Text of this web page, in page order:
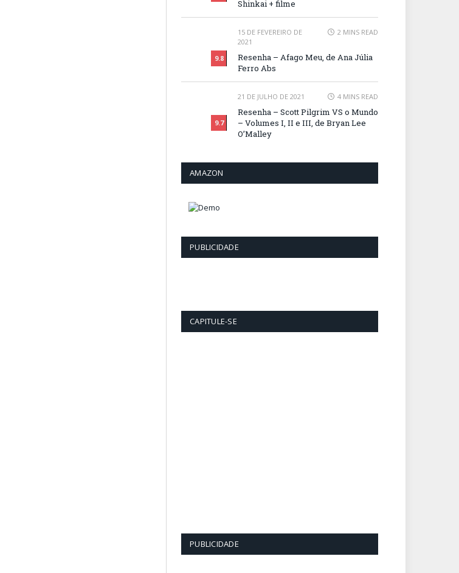
Shinkai + filme
9.8
15 DE FEVEREIRO DE
2021
2 MINS READ
Resenha – Afago Meu, de Ana Júlia
Ferro Abs
9.7
21 DE JULHO DE 2021 4 MINS READ
Resenha – Scott Pilgrim VS o Mundo
– Volumes I, II e III, de Bryan Lee
O’Malley
AMAZON
PUBLICIDADE
CAPITULE-SE
PUBLICIDADE